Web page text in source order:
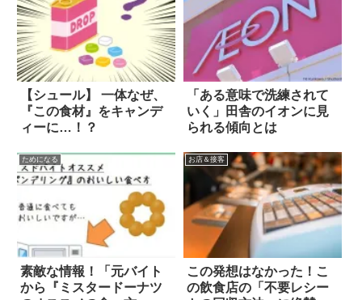
【シュール】 一体なぜ、
『この食材』をキャンデ
ィーに…！？
「ある意味で洗練されて
いく」田舎のイオンに見
られる傾向とは
ためになる
素敵な情報！「元バイト
から『ミスタードーナツ
お店＆接客
この発想はなかった！こ
の飲食店の「不要レシー